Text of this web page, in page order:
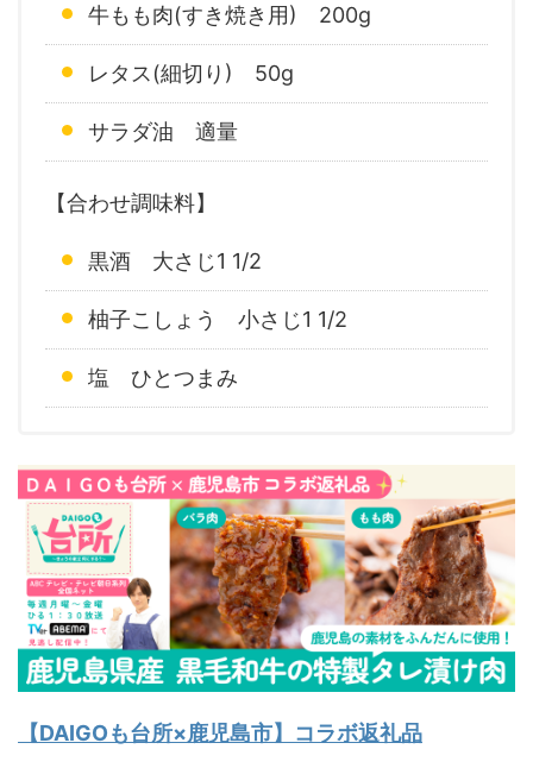
牛もも肉(すき焼き用) 200g
レタス(細切り) 50g
サラダ油 適量
【合わせ調味料】
黒酒 大さじ1 1/2
柚子こしょう 小さじ1 1/2
塩 ひとつまみ
【DAIGOも台所×鹿児島市】コラボ返礼品